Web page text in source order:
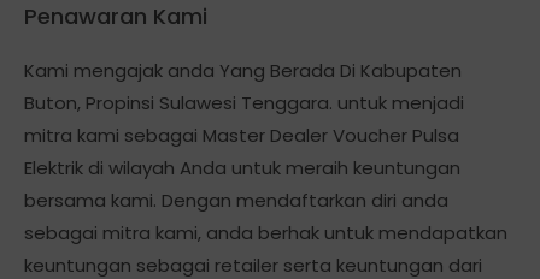
Penawaran Kami
Kami mengajak anda Yang Berada Di Kabupaten
Buton, Propinsi Sulawesi Tenggara. untuk menjadi
mitra kami sebagai Master Dealer Voucher Pulsa
Elektrik di wilayah Anda untuk meraih keuntungan
bersama kami. Dengan mendaftarkan diri anda
sebagai mitra kami, anda berhak untuk mendapatkan
keuntungan sebagai retailer serta keuntungan dari